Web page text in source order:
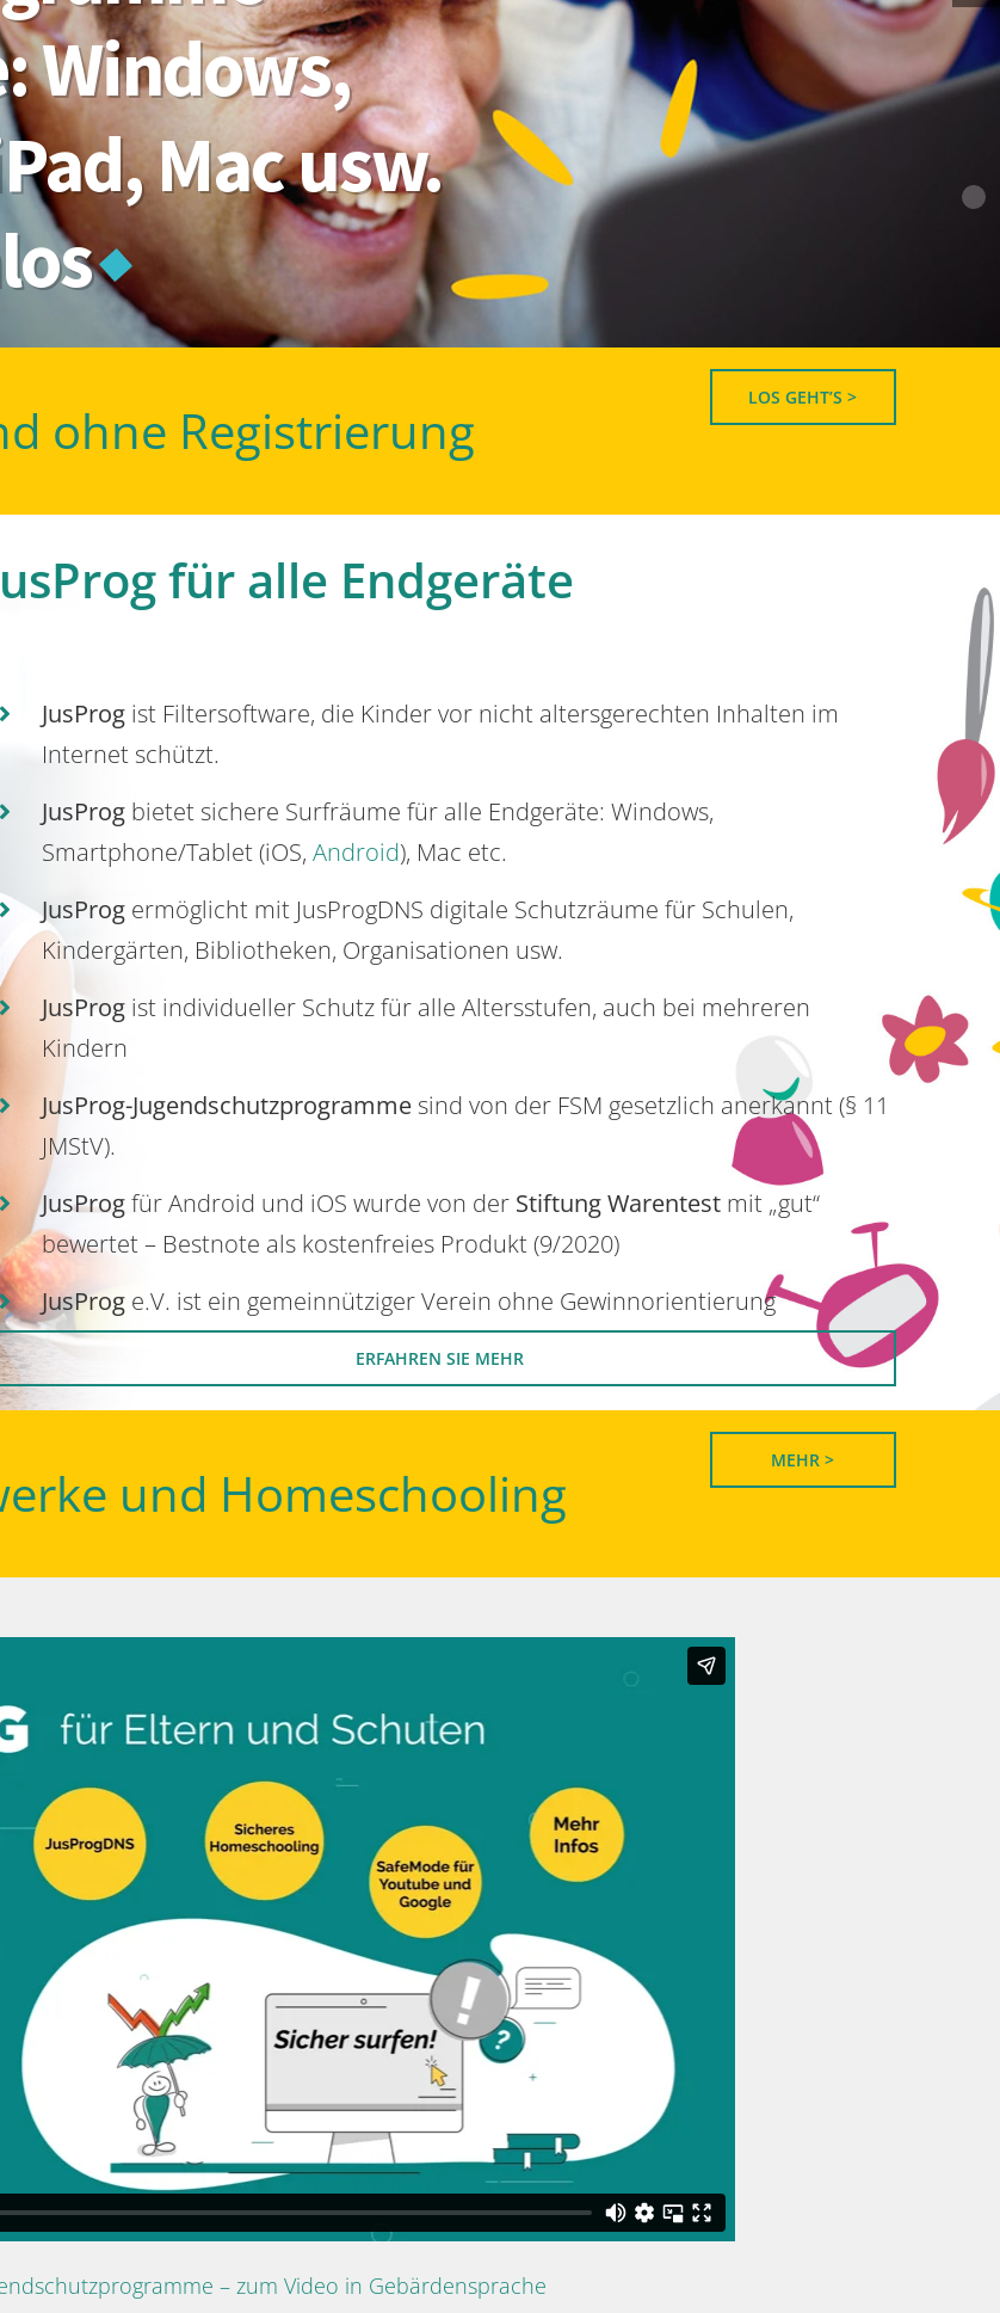
Mac usw.
Windows,
ohne Registrierung
LOS GEHT’S >
für alle Endgeräte
JusProgist Filtersoftware, die Kinder vor nicht altersgerechten Inhalten im
Internet schützt.
JusProgbietet sichere Surfräume für alle Endgeräte: Windows,
Smartphone/Tablet (iOS, Android), Mac etc.
JusProg ermöglicht mit JusProgDNS digitale Schutzräume für Schulen,
Kindergärten, Bibliotheken, Organisationen usw.
JusProgist individueller Schutz für alle Altersstufen, auch bei mehreren
Kindern
JusProg-Jugendschutzprogrammesind von der FSM gesetzlich anerkannt (§ 11
JMStV).
JusProgfür Android und iOS wurde von der Stiftung Warentestmit „gut“
bewertet – Bestnote als kostenfreies Produkt (9/2020)
JusProge.V. ist ein gemeinnütziger Verein ohne Gewinnorientierung
ERFAHREN SIE MEHR
und Homeschooling
MEHR >
– zum Video in Gebärdensprache